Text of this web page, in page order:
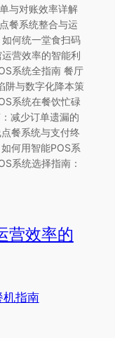
与对账效率详解
餐系统整合与运
何统一堂食扫码
营效率的智能利
系统全指南 餐厅
阱与数字化降本策
系统在餐饮忙碌
减少订单遗漏的
餐系统与支付终
何用智能POS系
系统选择指南：
营效率的
机指南